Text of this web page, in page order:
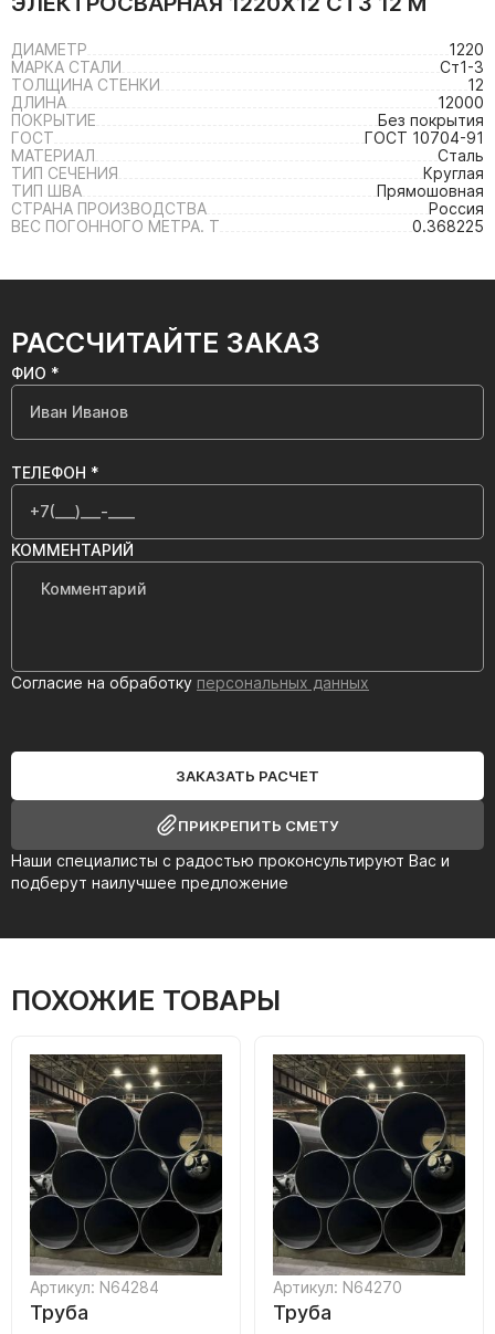
ДИАМЕТР
1220
МАРКА СТАЛИ
Ст1-3
ТОЛЩИНА СТЕНКИ
12
ДЛИНА
12000
ПОКРЫТИЕ
Без покрытия
ГОСТ
ГОСТ 10704-91
МАТЕРИАЛ
Сталь
ТИП СЕЧЕНИЯ
Круглая
ТИП ШВА
Прямошовная
СТРАНА ПРОИЗВОДСТВА
Россия
ВЕС ПОГОННОГО МЕТРА. Т
0.368225
РАССЧИТАЙТЕ ЗАКАЗ
Наши специалисты с радостью проконсультируют Вас и
подберут наилучшее предложение
ФИО *
ТЕЛЕФОН *
КОММЕНТАРИЙ
Согласие на обработку персональных данных
ЗАКАЗАТЬ РАСЧЕТ
ПРИКРЕПИТЬ СМЕТУ
ПОХОЖИЕ ТОВАРЫ
Артикул: N64284
Труба
Артикул: N64270
Труба